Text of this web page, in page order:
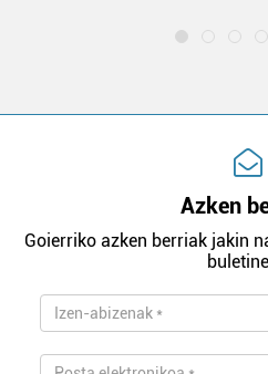
Azken
Goierriko azken berriak jakin